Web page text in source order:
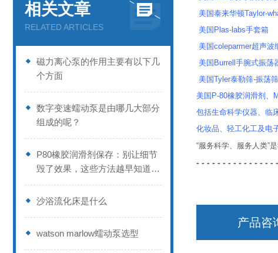
相关文章
RELATED ARTICLES
磁力离心泵的作用主要有以下几
个方面
数字变速蠕动泵是由哪几大部分
组成的呢？
P80橡胶润滑剂保存：别让细节
毁了效果，这些方法越早知道越
好
沙浴流化床是什么
watson marlow蠕动泵选型
美国泰来华顿Taylor-
美国Plas-labs手套箱
美国coleparmer超声波
美国Burrell手腕式振荡
美国Tyler泰勒筛-振荡
美国P-80橡胶润滑剂、
包括生命科学仪器、临
化妆品、轻工化工及电
“服务科学、服务人类”
- - - - - - - - - - - - - - -
产品咨